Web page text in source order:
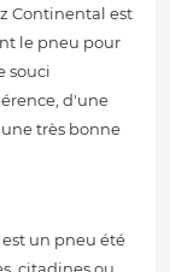
Continental est
le pneu pour
souci
d'une
très bonne
un pneu été